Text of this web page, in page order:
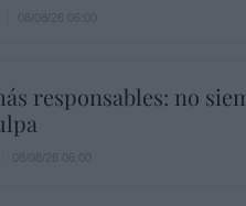
responsables: no